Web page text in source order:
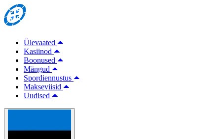
Ülevaated
Kasiinod
Boonused
Mängud
Spordiennustus
Makseviisid
Uudised